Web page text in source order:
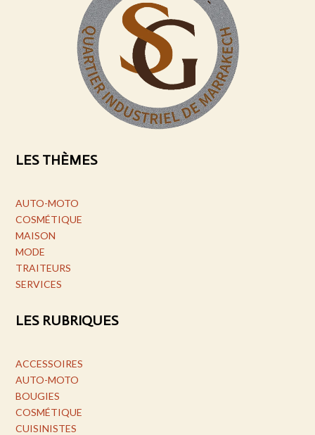
LES THÈMES
AUTO-MOTO
COSMÉTIQUE
MAISON
MODE
TRAITEURS
SERVICES
LES RUBRIQUES
ACCESSOIRES
AUTO-MOTO
BOUGIES
COSMÉTIQUE
CUISINISTES